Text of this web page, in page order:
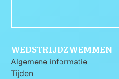
WEDSTRIJDZWEMMEN
Algemene informatie
Tijden